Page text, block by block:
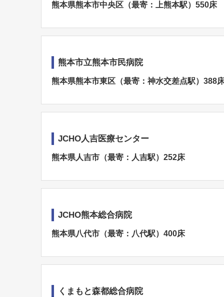
熊本県熊本市中央区（最寄：上熊本駅）550床
熊本市立熊本市民病院
熊本県熊本市東区（最寄：神水交差点駅）388
JCHO人吉医療センター
熊本県人吉市（最寄：人吉駅）252床
JCHO熊本総合病院
熊本県八代市（最寄：八代駅）400床
くまもと森都総合病院